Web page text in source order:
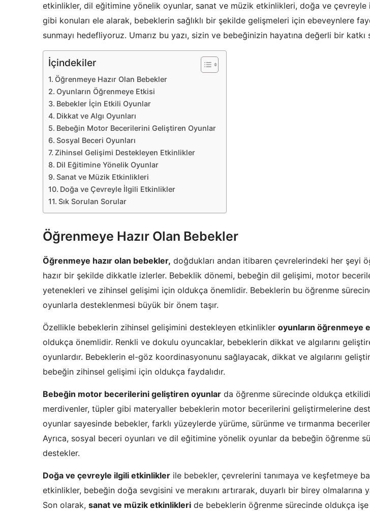
etkinlikler, dil eğitimine yönelik oyunlar, sanat ve müzik etkinlikleri, doğa ve
gibi konuları ele alarak, bebeklerin sağlıklı bir şekilde gelişmeleri için ebeveynlere
sunmayı hedefliyoruz. Umarız bu yazı, sizin ve bebeğinizin hayatına değerli bir katkı
İçindekiler
Öğrenmeye Hazır Olan Bebekler
Oyunların Öğrenmeye Etkisi
Bebekler İçin Etkili Oyunlar
Dikkat ve Algı Oyunları
Bebeğin Motor Becerilerini Geliştiren Oyunlar
Sosyal Beceri Oyunları
Zihinsel Gelişimi Destekleyen Etkinlikler
Dil Eğitimine Yönelik Oyunlar
Sanat ve Müzik Etkinlikleri
Doğa ve Çevreyle İlgili Etkinlikler
Sık Sorulan Sorular
Öğrenmeye Hazır Olan Bebekler
Öğrenmeye hazır olan bebekler, doğdukları andan itibaren çevrelerindeki her şeyi
hazır bir şekilde dikkatle izlerler. Bebeklik dönemi, bebeğin dil gelişimi, motor
yetenekleri ve zihinsel gelişimi için oldukça önemlidir. Bebeklerin bu öğrenme
oyunlarla desteklenmesi büyük bir önem taşır.
Özellikle bebeklerin zihinsel gelişimini destekleyen etkinlikler oyunların öğrenmeye
oldukça önemlidir. Renkli ve dokulu oyuncaklar, bebeklerin dikkat ve algılarını
oyunlardır. Bebeklerin el-göz koordinasyonunu sağlayacak, dikkat ve algılarını
bebeğin zihinsel gelişimi için oldukça faydalıdır.
Bebeğin motor becerilerini geliştiren oyunlar da öğrenme sürecinde oldukça
merdivenler, tüpler gibi materyaller bebeklerin motor becerilerini geliştirmelerine
oyunlar sayesinde bebekler, farklı yüzeylerde yürüme, sürünme ve tırmanma
Ayrıca, sosyal beceri oyunları ve dil eğitimine yönelik oyunlar da bebeğin öğrenme
destekler.
Doğa ve çevreyle ilgili etkinlikler ile bebekler, çevrelerini tanımaya ve keşfetmeye
etkinlikler, bebeğin doğa sevgisini ve merakını artırarak, duyarlı bir birey olmalarına
Son olarak, sanat ve müzik etkinlikleri de bebeklerin öğrenme sürecinde oldukça işe